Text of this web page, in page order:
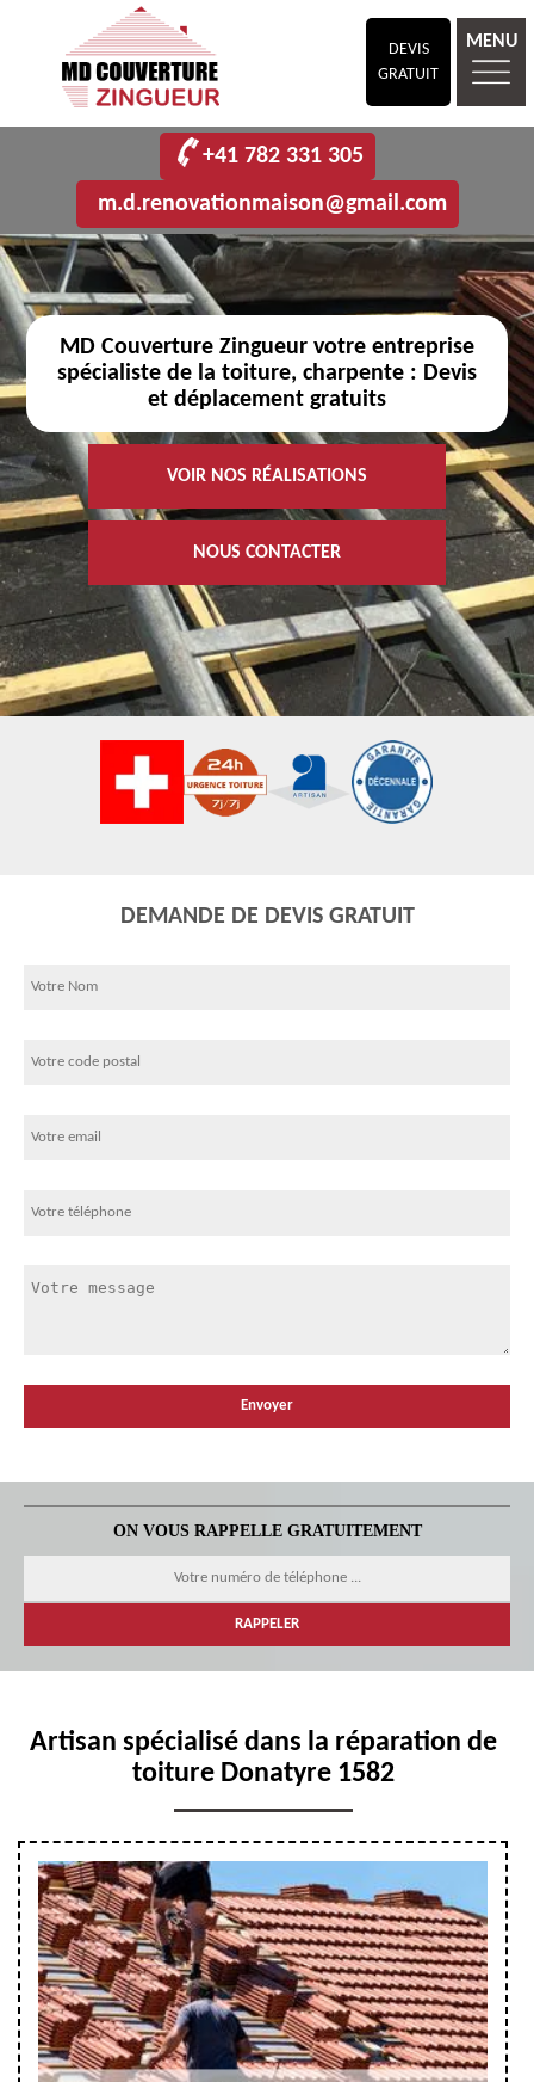
DEVIS
GRATUIT
MENU
+41 782 331 305
m.d.renovationmaison@gmail.com
MD Couverture Zingueur votre entreprise
spécialiste de la toiture, charpente : Devis
et déplacement gratuits
VOIR NOS RÉALISATIONS
NOUS CONTACTER
DEMANDE DE DEVIS GRATUIT
ON VOUS RAPPELLE GRATUITEMENT
Artisan spécialisé dans la réparation de
toiture Donatyre 1582